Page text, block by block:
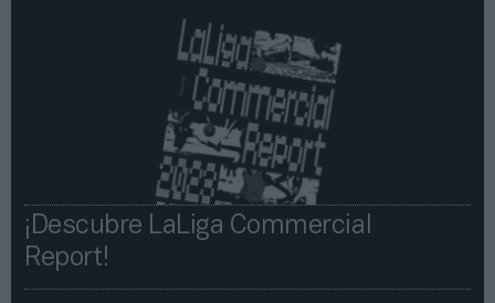
¡Descubre LaLiga Commercial
Report!​​